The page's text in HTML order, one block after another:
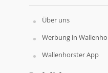
Über uns
Werbung in
Wallenhorster App